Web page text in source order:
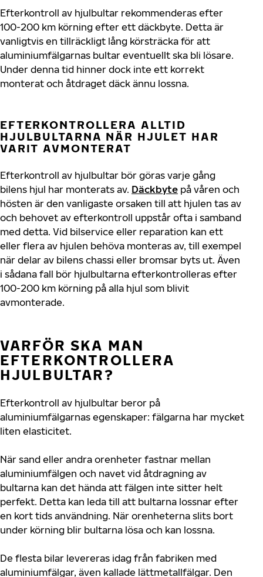
Efterkontroll av hjulbultar rekommenderas efter
100-200 km körning efter ett däckbyte. Detta är
vanligtvis en tillräckligt lång körsträcka för att
aluminiumfälgarnas bultar eventuellt ska bli lösare.
Under denna tid hinner dock inte ett korrekt
monterat och åtdraget däck ännu lossna.
EFTERKONTROLLERA ALLTID
HJULBULTARNA NÄR HJULET HAR
VARIT AVMONTERAT
Efterkontroll av hjulbultar bör göras varje gång
bilens hjul har monterats av. Däckbyte på våren och
hösten är den vanligaste orsaken till att hjulen tas av
och behovet av efterkontroll uppstår ofta i samband
med detta. Vid bilservice eller reparation kan ett
eller flera av hjulen behöva monteras av, till exempel
när delar av bilens chassi eller bromsar byts ut. Även
i sådana fall bör hjulbultarna efterkontrolleras efter
100-200 km körning på alla hjul som blivit
avmonterade.
VARFÖR SKA MAN
EFTERKONTROLLERA
HJULBULTAR?
Efterkontroll av hjulbultar beror på
aluminiumfälgarnas egenskaper: fälgarna har mycket
liten elasticitet.
När sand eller andra orenheter fastnar mellan
aluminiumfälgen och navet vid åtdragning av
bultarna kan det hända att fälgen inte sitter helt
perfekt. Detta kan leda till att bultarna lossnar efter
en kort tids användning. När orenheterna slits bort
under körning blir bultarna lösa och kan lossna.
De flesta bilar levereras idag från fabriken med
aluminiumfälgar, även kallade lättmetallfälgar. Den